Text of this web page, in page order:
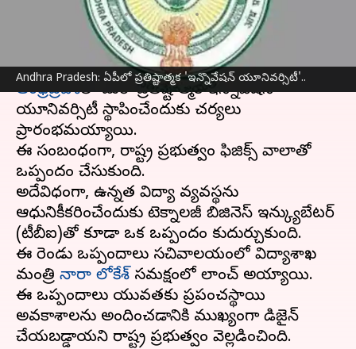
Andhra Pradesh: ఏపీలో ప్రతిష్టాత్మక 'ఇన్నొవేషన్‌ యూనివర్సిటీ'..
Sirish Praharaju Dec 20, 2024 04:46 pm
ఆంధ్రప్రదేశ్‌లో మరో ప్రతిష్టాత్మక ఇన్నొవేషన్‌
యూనివర్సిటీ స్థాపించేందుకు చర్యలు
ప్రారంభమయ్యాయి.
ఈ సంబంధంగా, రాష్ట్ర ప్రభుత్వం ఫిజిక్స్‌ వాలాతో
ఒప్పందం చేసుకుంది.
అదేవిధంగా, ఉన్నత విద్యా వ్యవస్థను
ఆధునికీకరించేందుకు టెక్నాలజీ బిజినెస్‌ ఇన్క్యుబేటర్
(టీబీఐ)తో కూడా ఒక ఒప్పందం కుదుర్చుకుంది.
ఈ రెండు ఒప్పందాలు సచివాలయంలో విద్యాశాఖ
మంత్రి నారా లోకేశ్‌ సమక్షంలో లాంచ్‌ అయ్యాయి.
ఈ ఒప్పందాలు యువతకు ప్రపంచస్థాయి
అవకాశాలను అందించడానికి ముఖ్యంగా డిజైన్